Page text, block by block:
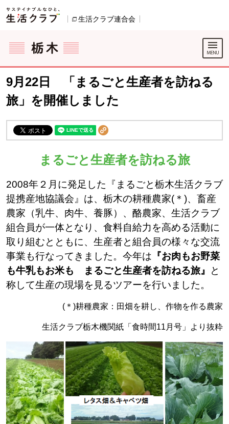
ページの先頭です。
生活クラブ連合会
ここからサイト内共通メニューです。
サイト内共通メニューをスキップする
サイト内共通メニューここまで。
9月22日 「まるごと生産者を訪ねる
旅」を開催しました
まるごと生産者を訪ねる旅
2008年２月に発足した『まるごと栃木生活クラブ
提携産地協議会』は、栃木の耕種農家(＊)、畜産
農家（乳牛、肉牛、養豚）、酪農家、生活クラブ
組合員が一体となり、食料自給力を高める活動に
取り組むとともに、生産者と組合員の様々な交流
事業も行なってきました。今年は 『お肉もお野菜
も牛乳もお米も まるごと生産者を訪ねる旅』
と
称して生産の現場を見るツアーを行いました。
(＊)耕種農家：田畑を耕し、作物を作る農家
生活クラブ栃木機関紙「食時間11月号」より抜粋